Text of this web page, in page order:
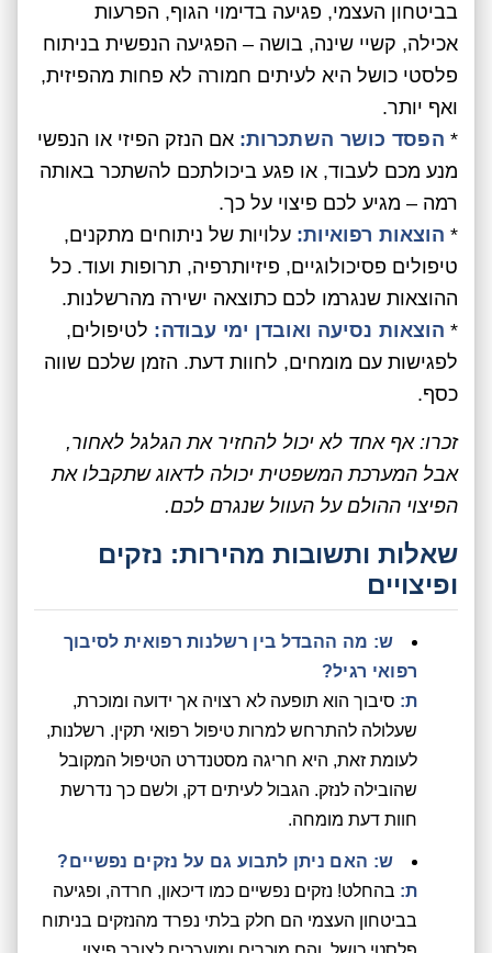
בביטחון העצמי, פגיעה בדימוי הגוף, הפרעות
אכילה, קשיי שינה, בושה – הפגיעה הנפשית בניתוח
פלסטי כושל היא לעיתים חמורה לא פחות מהפיזית,
ואף יותר.
* הפסד כושר השתכרות: אם הנזק הפיזי או הנפשי
מנע מכם לעבוד, או פגע ביכולתכם להשתכר באותה
רמה – מגיע לכם פיצוי על כך.
* הוצאות רפואיות: עלויות של ניתוחים מתקנים,
טיפולים פסיכולוגיים, פיזיותרפיה, תרופות ועוד. כל
ההוצאות שנגרמו לכם כתוצאה ישירה מהרשלנות.
* הוצאות נסיעה ואובדן ימי עבודה: לטיפולים,
לפגישות עם מומחים, לחוות דעת. הזמן שלכם שווה
כסף.
זכרו: אף אחד לא יכול להחזיר את הגלגל לאחור,
אבל המערכת המשפטית יכולה לדאוג שתקבלו את
הפיצוי ההולם על העוול שנגרם לכם.
שאלות ותשובות מהירות: נזקים
ופיצויים
ש: מה ההבדל בין רשלנות רפואית לסיבוך
רפואי רגיל?
ת: סיבוך הוא תופעה לא רצויה אך ידועה ומוכרת,
שעלולה להתרחש למרות טיפול רפואי תקין. רשלנות,
לעומת זאת, היא חריגה מסטנדרט הטיפול המקובל
שהובילה לנזק. הגבול לעיתים דק, ולשם כך נדרשת
חוות דעת מומחה.
ש: האם ניתן לתבוע גם על נזקים נפשיים?
ת: בהחלט! נזקים נפשיים כמו דיכאון, חרדה, ופגיעה
בביטחון העצמי הם חלק בלתי נפרד מהנזקים בניתוח